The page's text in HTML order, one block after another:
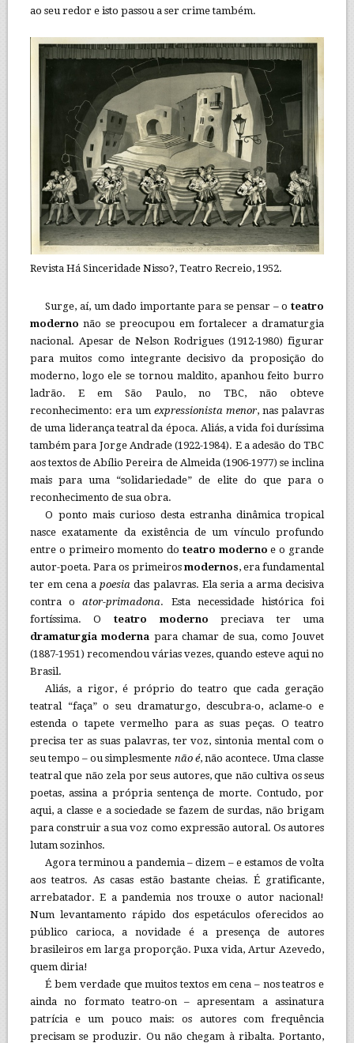
ao seu redor e isto passou a ser crime também.
Revista Há Sinceridade Nisso?, Teatro Recreio, 1952.
Surge, aí, um dado importante para se pensar – oteatro
moderno não se preocupou em fortalecer a dramaturgia
nacional. Apesar de Nelson Rodrigues (1912-1980) figurar
para muitos como integrante decisivo da proposição do
moderno, logo ele se tornou maldito, apanhou feito burro
ladrão. E em São Paulo, no TBC, não obteve
reconhecimento: era um expressionista menor, nas palavras
de uma liderança teatral da época. Aliás, a vida foi duríssima
também para Jorge Andrade (1922-1984). E a adesão do TBC
aos textos de Abílio Pereira de Almeida (1906-1977) se inclina
mais para uma “solidariedade” de elite do que para o
reconhecimento de sua obra.
O ponto mais curioso desta estranha dinâmica tropical
nasce exatamente da existência de um vínculo profundo
entre o primeiro momento do teatro moderno e o grande
autor-poeta. Para os primeiros modernos, era fundamental
ter em cena apoesia das palavras. Ela seria a arma decisiva
contra oator-primadona. Esta necessidade histórica foi
fortíssima. O teatro moderno preciava ter uma
dramaturgia moderna para chamar de sua, como Jouvet
(1887-1951) recomendou várias vezes, quando esteve aqui no
Brasil.
Aliás, a rigor, é próprio do teatro que cada geração
teatral “faça” o seu dramaturgo, descubra-o, aclame-o e
estenda o tapete vermelho para as suas peças. O teatro
precisa ter as suas palavras, ter voz, sintonia mental com o
seu tempo – ou simplesmente não é, não acontece. Uma classe
teatral que não zela por seus autores, que não cultiva os seus
poetas, assina a própria sentença de morte. Contudo, por
aqui, a classe e a sociedade se fazem de surdas, não brigam
para construir a sua voz como expressão autoral. Os autores
lutam sozinhos.
Agora terminou a pandemia – dizem – e estamos de volta
aos teatros. As casas estão bastante cheias. É gratificante,
arrebatador. E a pandemia nos trouxe o autor nacional!
Num levantamento rápido dos espetáculos oferecidos ao
público carioca, a novidade é a presença de autores
brasileiros em larga proporção. Puxa vida, Artur Azevedo,
quem diria!
É bem verdade que muitos textos em cena – nos teatros e
ainda no formato teatro-on – apresentam a assinatura
patrícia e um pouco mais: os autores com frequência
precisam se produzir. Ou não chegam à ribalta. Portanto,